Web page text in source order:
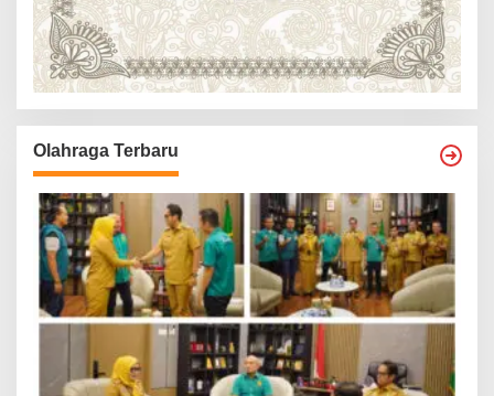
Olahraga Terbaru